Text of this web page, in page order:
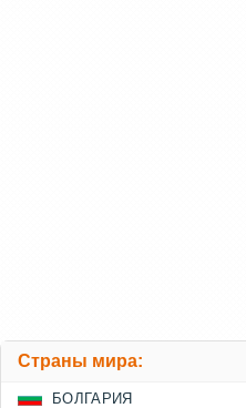
Страны мира:
БОЛГАРИЯ